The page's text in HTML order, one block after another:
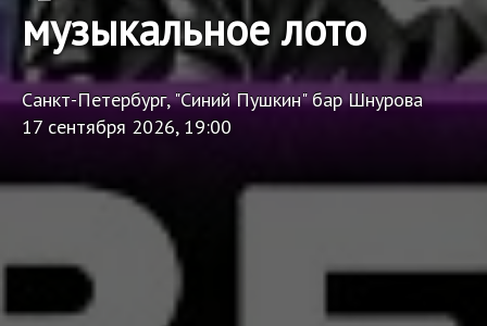
музыкальное лото
Санкт-Петербург, "Синий Пушкин" бар Шнурова
17 сентября 2026, 19:00